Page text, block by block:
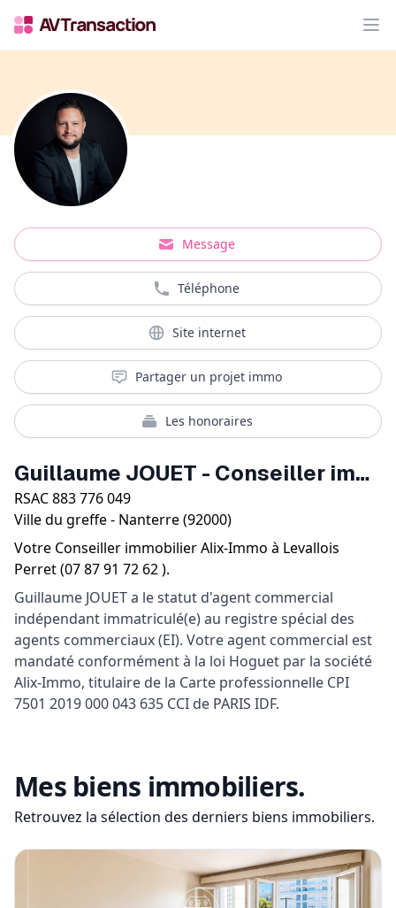
Message
Téléphone
Site internet
Partager un projet immo
Les honoraires
Guillaume JOUET - Conseiller immobilier
RSAC883 776 049
Ville du greffe - Nanterre(92000)
Votre Conseiller immobilierAlix-Immo à Levallois
Perret(07 87 91 72 62).
Guillaume JOUET a le statut d'agent commercial
indépendant immatriculé(e) au registre spécial des
agents commerciaux (EI). Votre agent commercial est
mandaté conformément à la loi Hoguet par la société
Alix-Immo, titulaire de la Carte professionnelle CPI
7501 2019 000 043 635 CCI de PARIS IDF.
Mes biens immobiliers.
Retrouvez la sélection des derniers biens immobiliers.